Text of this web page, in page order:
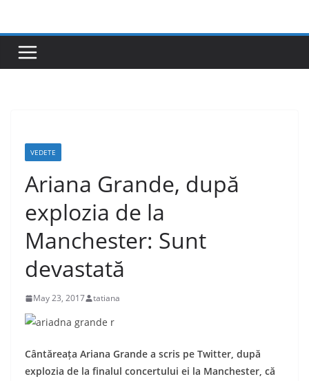
content
VEDETE
Ariana Grande, după
explozia de la
Manchester: Sunt
devastată
May 23, 2017 tatiana
Cântăreața Ariana Grande a scris pe Twitter, după
explozia de la finalul concertului ei la Manchester, că